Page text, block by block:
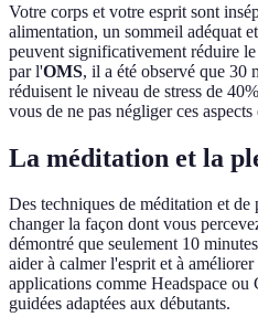
Votre corps et votre esprit sont
alimentation, un sommeil adéquat
peuvent significativement réduire
par l'OMS, il a été observé que 30
réduisent le niveau de stress de
vous de ne pas négliger ces aspects
La méditation et la
Des techniques de méditation et de
changer la façon dont vous
démontré que seulement 10
aider à calmer l'esprit et à
applications comme Headspace ou
guidées adaptées aux débutants.